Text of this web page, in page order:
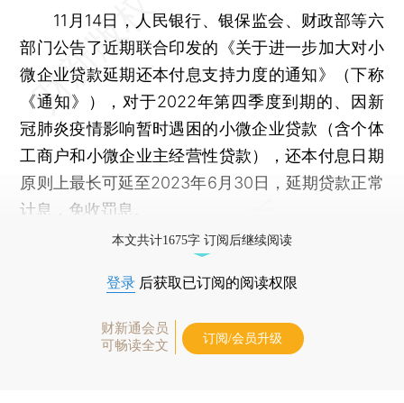
11月14日，人民银行、银保监会、财政部等六
部门公告了近期联合印发的《关于进一步加大对小
微企业贷款延期还本付息支持力度的通知》（下称
《通知》），对于2022年第四季度到期的、因新
冠肺炎疫情影响暂时遇困的小微企业贷款（含个体
工商户和小微企业主经营性贷款），还本付息日期
原则上最长可延至2023年6月30日，延期贷款正常
计息，免收罚息。
本文共计1675字 订阅后继续阅读
登录 后获取已订阅的阅读权限
财新通会员
可畅读全文
订阅/会员升级